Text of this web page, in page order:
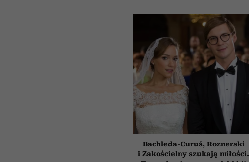
Bachleda-Curuś, Roznerski
i Zakościelny szukają miłości.